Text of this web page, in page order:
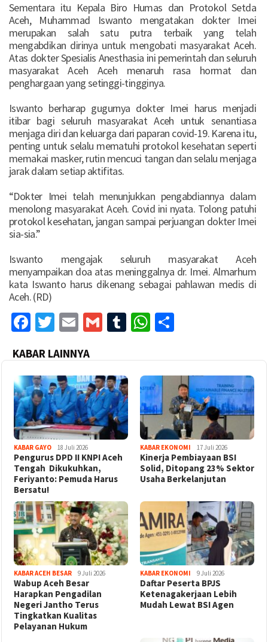
Sementara itu Kepala Biro Humas dan Protokol Setda
Aceh, Muhammad Iswanto mengatakan dokter Imei
merupakan salah satu putra terbaik yang telah
mengabdikan dirinya untuk mengobati masyarakat Aceh.
Atas dokter Spesialis Anesthasia ini pemerintah dan seluruh
masyarakat Aceh Aceh menaruh rasa hormat dan
penghargaan yang setinggi-tingginya.
Iswanto berharap gugurnya dokter Imei harus menjadi
itibar bagi seluruh masyarakat Aceh untuk senantiasa
menjaga diri dan keluarga dari paparan covid-19. Karena itu,
penting untuk selalu mematuhi protokol kesehatan seperti
memakai masker, rutin mencuci tangan dan selalu menjaga
jarak dalam setiap aktifitas.
“Dokter Imei telah menunjukkan pengabdiannya dalam
menolong masyarakat Aceh. Covid ini nyata. Tolong patuhi
protokol kesehatan, jangan sampai perjuangan dokter Imei
sia-sia.”
Iswanto mengajak seluruh masyarakat Aceh
menyampaikan doa atas meninggalnya dr. Imei. Almarhum
kata Iswanto harus dikenang sebagai pahlawan medis di
Aceh. (RD)
Facebook
Twitter
EmailGmailTumblrWhatsApp
KABAR LAINNYA
KABAR GAYO 18 Juli 2026
‎Pengurus DPD II KNPI Aceh
Tengah Dikukuhkan,
Feriyanto: Pemuda Harus
Bersatu!
KABAR EKONOMI 17 Juli 2026
Kinerja Pembiayaan BSI
Solid, Ditopang 23% Sektor
Usaha Berkelanjutan
KABAR ACEH BESAR 9 Juli 2026
Wabup Aceh Besar
Harapkan Pengadilan
Negeri Jantho Terus
Tingkatkan Kualitas
Pelayanan Hukum
KABAR EKONOMI 9 Juli 2026
Daftar Peserta BPJS
Ketenagakerjaan Lebih
Mudah Lewat BSI Agen